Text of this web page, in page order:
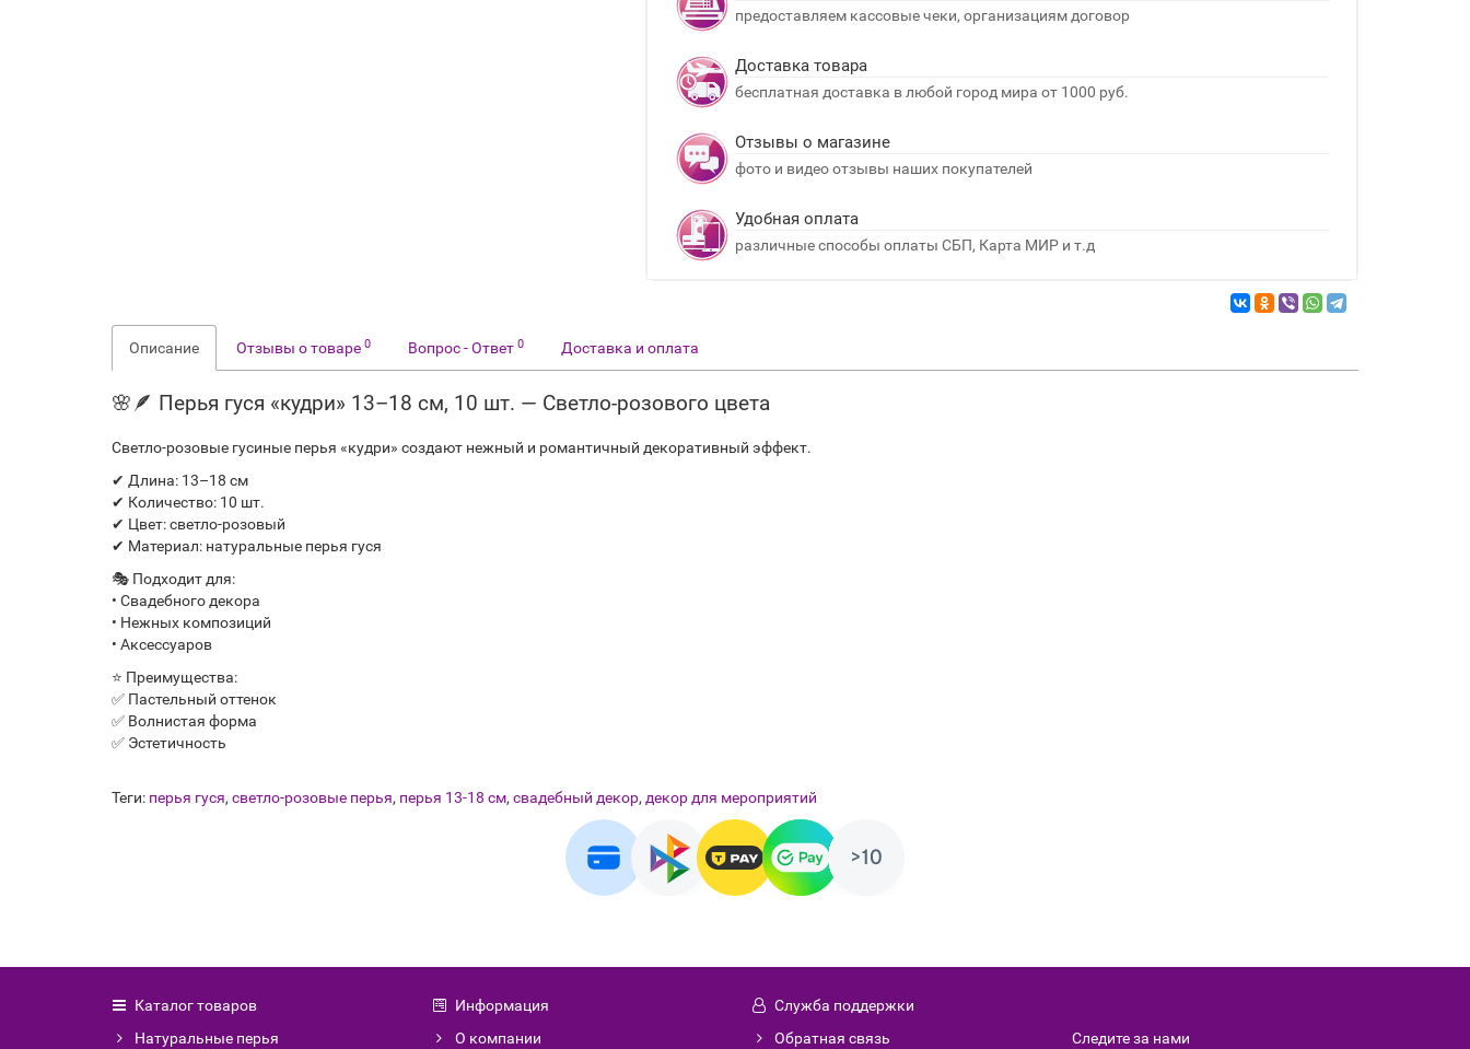
предоставляем кассовые чеки, организациям договор
Доставка товара
бесплатная доставка в любой город мира от 1000 руб.
Отзывы о магазине
фото и видео отзывы наших покупателей
Удобная оплата
различные способы оплаты СБП, Карта МИР и т.д
Описание Отзывы о товаре 0 Вопрос - Ответ 0 Доставка и оплата
🌸🪶 Перья гуся «кудри» 13–18 см, 10 шт. — Светло-розового цвета
Светло-розовые гусиные перья «кудри» создают нежный и романтичный декоративный эффект.
✔ Длина: 13–18 см
✔ Количество: 10 шт.
✔ Цвет: светло-розовый
✔ Материал: натуральные перья гуся
🎭 Подходит для:
• Свадебного декора
• Нежных композиций
• Аксессуаров
⭐ Преимущества:
✅ Пастельный оттенок
✅ Волнистая форма
✅ Эстетичность
Теги: перья гуся, светло-розовые перья, перья 13-18 см, свадебный декор, декор для мероприятий
Каталог товаров
Натуральные перья
Информация
О компании
Служба поддержки
Обратная связь
Следите за нами